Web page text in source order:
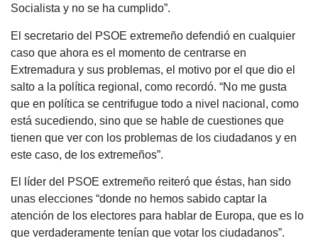
Socialista y no se ha cumplido”.
El secretario del PSOE extremeño defendió en cualquier
caso que ahora es el momento de centrarse en
Extremadura y sus problemas, el motivo por el que dio el
salto a la política regional, como recordó. “No me gusta
que en política se centrifugue todo a nivel nacional, como
está sucediendo, sino que se hable de cuestiones que
tienen que ver con los problemas de los ciudadanos y en
este caso, de los extremeños”.
El líder del PSOE extremeño reiteró que éstas, han sido
unas elecciones “donde no hemos sabido captar la
atención de los electores para hablar de Europa, que es lo
que verdaderamente tenían que votar los ciudadanos”.